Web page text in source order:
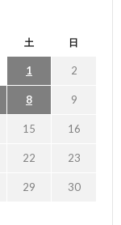
土 日
1 2
8 9
15 16
22 23
29 30